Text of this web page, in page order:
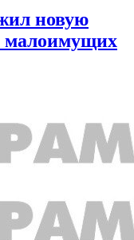
новую
малоимущих